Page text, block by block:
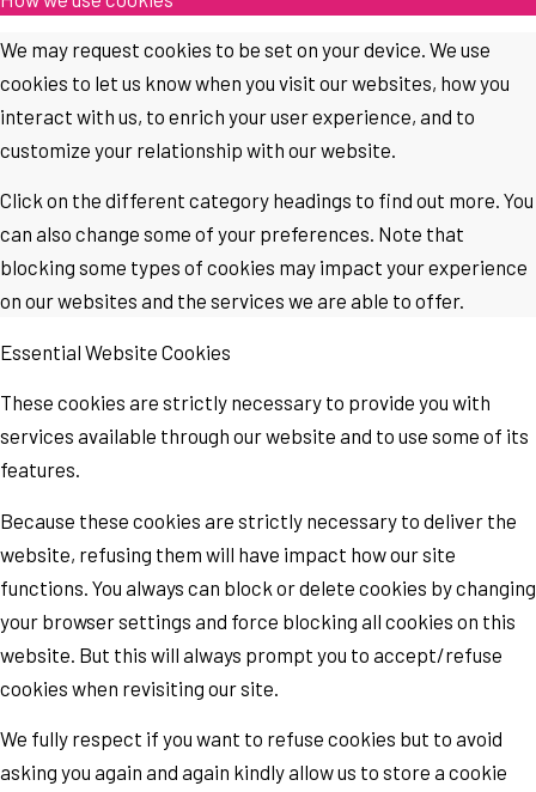
We may request cookies to be set on your device. We use
cookies to let us know when you visit our websites, how you
interact with us, to enrich your user experience, and to
customize your relationship with our website.
Click on the different category headings to find out more. You
can also change some of your preferences. Note that
blocking some types of cookies may impact your experience
on our websites and the services we are able to offer.
Essential Website Cookies
These cookies are strictly necessary to provide you with
services available through our website and to use some of its
features.
Because these cookies are strictly necessary to deliver the
website, refusing them will have impact how our site
functions. You always can block or delete cookies by changing
your browser settings and force blocking all cookies on this
website. But this will always prompt you to accept/refuse
cookies when revisiting our site.
We fully respect if you want to refuse cookies but to avoid
asking you again and again kindly allow us to store a cookie